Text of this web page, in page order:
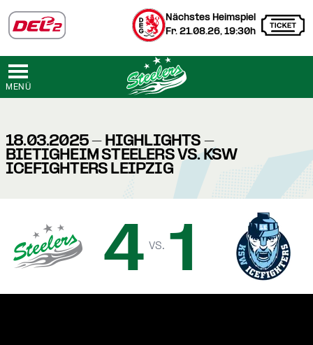
Nächstes Heimspiel
Fr. 21.08.26, 19:30h
MENÜ
18.03.2025 - HIGHLIGHTS -
BIETIGHEIM STEELERS VS. KSW
ICEFIGHTERS LEIPZIG
4 vs. 1